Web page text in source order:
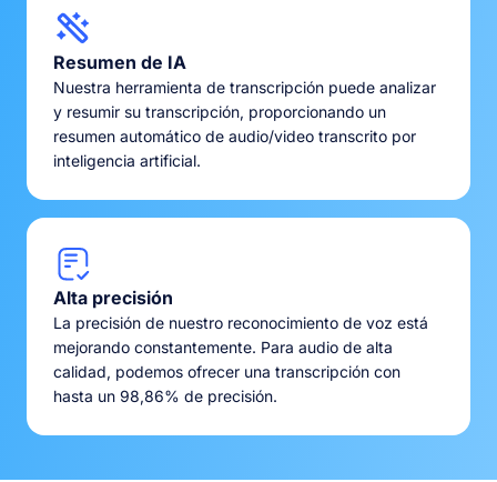
Resumen de IA
Nuestra herramienta de transcripción puede analizar
y resumir su transcripción, proporcionando un
resumen automático de audio/video transcrito por
inteligencia artificial.
Alta precisión
La precisión de nuestro reconocimiento de voz está
mejorando constantemente. Para audio de alta
calidad, podemos ofrecer una transcripción con
hasta un 98,86% de precisión.